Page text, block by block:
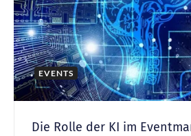
EVENTS
Die Rolle der KI im